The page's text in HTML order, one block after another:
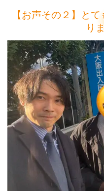
【お声その２】と
り